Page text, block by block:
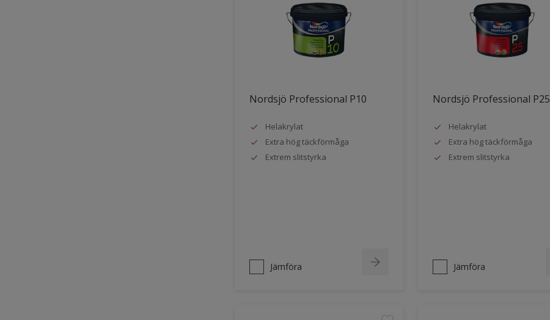
Nordsjö Professional P10
Helakrylat
Extra hög täckförmåga
Extrem slitstyrka
Jämföra
Nordsjö Professional P25
Helakrylat
Extra hög täckförmåga
Extrem slitstyrka
Jämföra